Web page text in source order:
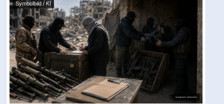
Symbolbild / KI